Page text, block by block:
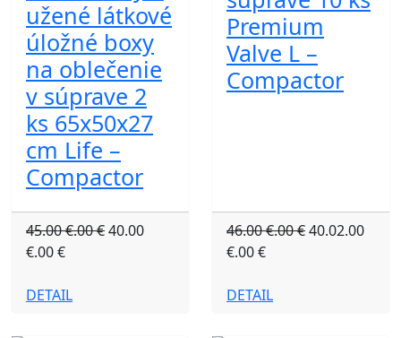
užené látkové
úložné boxy
na oblečenie
v súprave 2
ks 65x50x27
cm Life –
Compactor
45.00 €.00 €40.00
€.00 €
DETAIL
Premium
Valve L –
Compactor
46.00 €.00 €40.02.00
€.00 €
DETAIL